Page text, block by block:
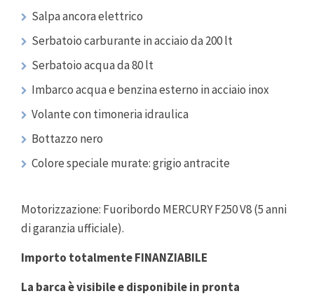
Salpa ancora elettrico
Serbatoio carburante in acciaio da 200 lt
Serbatoio acqua da 80 lt
Imbarco acqua e benzina esterno in acciaio inox
Volante con timoneria idraulica
Bottazzo nero
Colore speciale murate: grigio antracite
Motorizzazione: Fuoribordo MERCURY F250 V8 (5 anni
di garanzia ufficiale).
Importo totalmente FINANZIABILE
La barca è visibile e disponibile in pronta